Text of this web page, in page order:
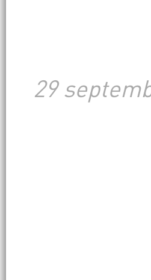
29